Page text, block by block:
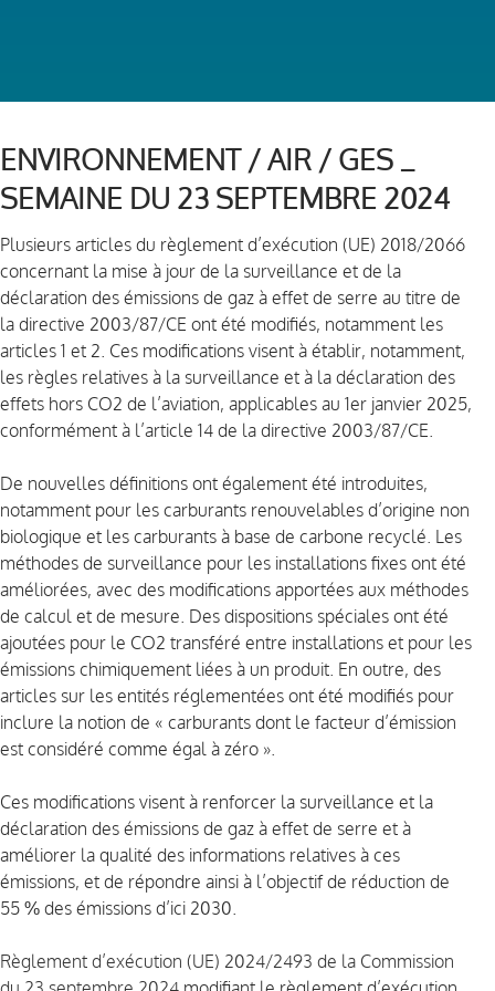
ENVIRONNEMENT / AIR / GES _
SEMAINE DU 23 SEPTEMBRE 2024
Plusieurs articles du règlement d’exécution (UE) 2018/2066
concernant la mise à jour de la surveillance et de la
déclaration des émissions de gaz à effet de serre au titre de
la directive 2003/87/CE ont été modifiés, notamment les
articles 1 et 2. Ces modifications visent à établir, notamment,
les règles relatives à la surveillance et à la déclaration des
effets hors CO2 de l’aviation, applicables au 1er janvier 2025,
conformément à l’article 14 de la directive 2003/87/CE.
De nouvelles définitions ont également été introduites,
notamment pour les carburants renouvelables d’origine non
biologique et les carburants à base de carbone recyclé. Les
méthodes de surveillance pour les installations fixes ont été
améliorées, avec des modifications apportées aux méthodes
de calcul et de mesure. Des dispositions spéciales ont été
ajoutées pour le CO2 transféré entre installations et pour les
émissions chimiquement liées à un produit. En outre, des
articles sur les entités réglementées ont été modifiés pour
inclure la notion de « carburants dont le facteur d’émission
est considéré comme égal à zéro ».
Ces modifications visent à renforcer la surveillance et la
déclaration des émissions de gaz à effet de serre et à
améliorer la qualité des informations relatives à ces
émissions, et de répondre ainsi à l’objectif de réduction de
55 % des émissions d’ici 2030.
Règlement d’exécution (UE) 2024/2493 de la Commission